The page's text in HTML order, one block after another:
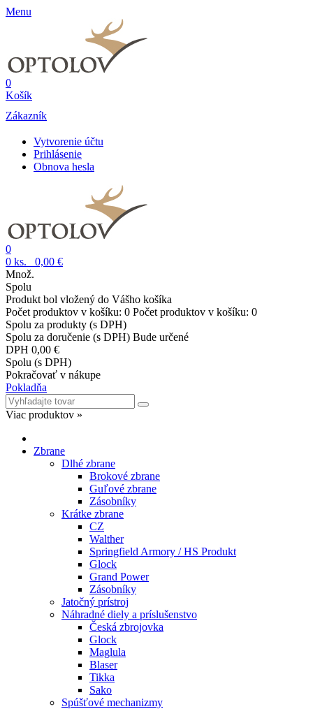
Menu
0
Košík
Zákazník
Vytvorenie účtu
Prihlásenie
Obnova hesla
0
0 ks.
0,00 €
Množ.
Spolu
Produkt bol vložený do Vášho košíka
Počet produktov v košíku: 0 Počet produktov v košíku: 0
Spolu za produkty (s DPH)
Spolu za doručenie (s DPH) Bude určené
DPH 0,00 €
Spolu (s DPH)
Pokračovať v nákupe
Pokladňa
Viac produktov »
Zbrane
Dlhé zbrane
Brokové zbrane
Guľové zbrane
Zásobníky
Krátke zbrane
CZ
Walther
Springfield Armory / HS Produkt
Glock
Grand Power
Zásobníky
Jatočný prístroj
Náhradné diely a príslušenstvo
Česká zbrojovka
Glock
Maglula
Blaser
Tikka
Sako
Spúšťové mechanizmy